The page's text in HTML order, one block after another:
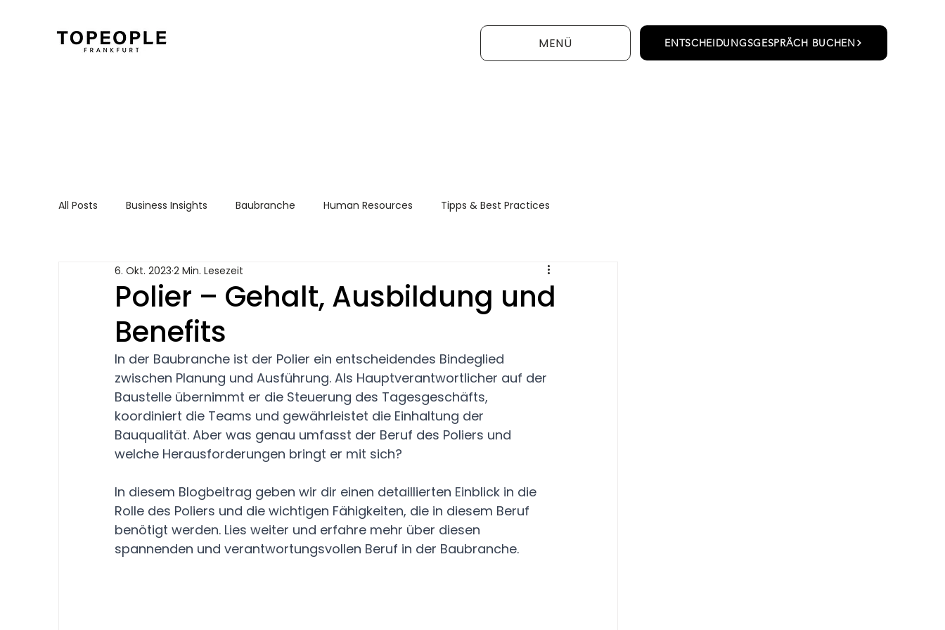
MENÜ ENTSCHEIDUNGSGESPRÄCH BUCHEN
All Posts Business Insights Baubranche Human Resources Tipps & Best Practices
Polier – Gehalt, Ausbildung und
Benefits
6. Okt. 2023 2 Min. Lesezeit
In der Baubranche ist der Polier ein entscheidendes Bindeglied
zwischen Planung und Ausführung. Als Hauptverantwortlicher auf der
Baustelle übernimmt er die Steuerung des Tagesgeschäfts,
koordiniert die Teams und gewährleistet die Einhaltung der
Bauqualität. Aber was genau umfasst der Beruf des Poliers und
welche Herausforderungen bringt er mit sich?
In diesem Blogbeitrag geben wir dir einen detaillierten Einblick in die
Rolle des Poliers und die wichtigen Fähigkeiten, die in diesem Beruf
benötigt werden. Lies weiter und erfahre mehr über diesen
spannenden und verantwortungsvollen Beruf in der Baubranche.